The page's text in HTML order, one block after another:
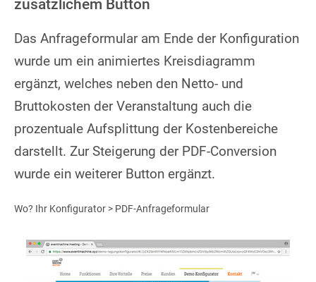
zusätzlichem Button
Das Anfrageformular am Ende der Konfiguration
wurde um ein animiertes Kreisdiagramm
ergänzt, welches neben den Netto- und
Bruttokosten der Veranstaltung auch die
prozentuale Aufsplittung der Kostenbereiche
darstellt. Zur Steigerung der PDF-Conversion
wurde ein weiterer Button ergänzt.
Wo? Ihr Konfigurator > PDF-Anfrageformular
Show larger version